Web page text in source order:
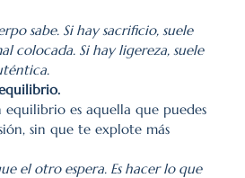
sabe. Si hay sacrificio, suele
colocada. Si hay ligereza, suele
equilibrio es aquella que puedes
sin que te explote más
el otro espera. Es hacer lo que